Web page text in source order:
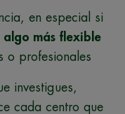
en especial si
más flexible
o profesionales
investigues,
cada centro que